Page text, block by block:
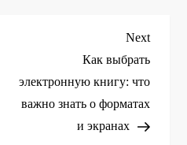
Next
Post
Next
Как выбрать
электронную книгу: что
важно знать о форматах
и экранах